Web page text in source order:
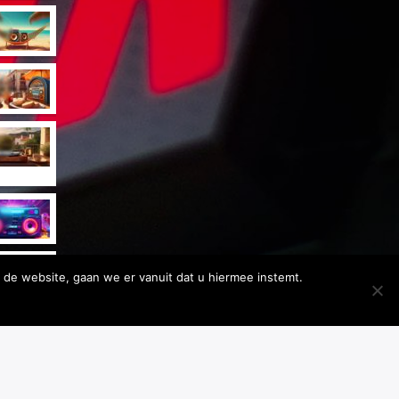
website, gaan we er vanuit dat u hiermee instemt.